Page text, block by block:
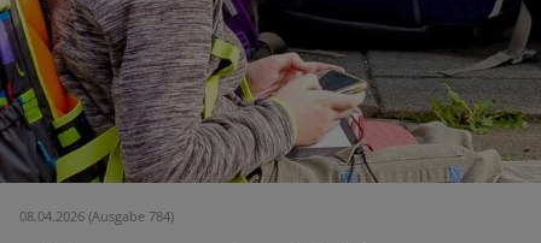
08.04.2026 (Ausgabe 784)